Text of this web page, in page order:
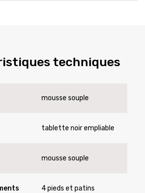
techniques
mousse souple
tablette noir empliable
mousse souple
4 pieds et patins